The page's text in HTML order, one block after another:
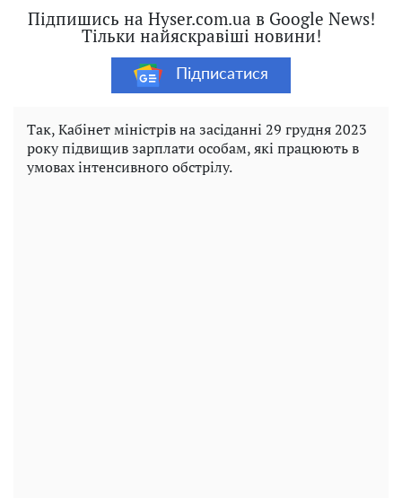
Підпишись на Hyser.com.ua в Google News!
Тільки найяскравіші новини!
Підписатися
Так, Кабінет міністрів на засіданні 29 грудня 2023
року підвищив зарплати особам, які працюють в
умовах інтенсивного обстрілу.